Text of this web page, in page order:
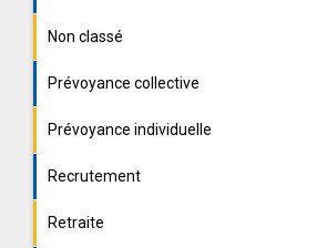
Non classé
Prévoyance collective
Prévoyance individuelle
Recrutement
Retraite